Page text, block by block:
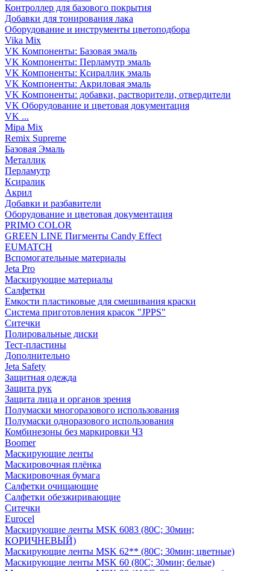
Контроллер для базового покрытия
Добавки для тонирования лака
Оборудование и инструменты цветоподбора
Vika Mix
VK Компоненты: Базовая эмаль
VK Компоненты: Перламутр эмаль
VK Компоненты: Ксираллик эмаль
VK Компоненты: Акриловая эмаль
VK Компоненты: добавки, растворители, отвердители
VK Оборудование и цветовая документация
VK ...
Mipa Mix
Remix Supreme
Базовая Эмаль
Металлик
Перламутр
Ксиралик
Акрил
Добавки и разбавители
Оборудование и цветовая документация
PRIMO COLOR
GREEN LINE Пигменты Candy Effect
EUMATCH
Вспомогательные материалы
Jeta Pro
Маскирующие материалы
Салфетки
Емкости пластиковые для смешивания краски
Система приготовления красок "JPPS"
Ситечки
Полировальные диски
Тест-пластины
Дополнительно
Jeta Safety
Защитная одежда
Защита рук
Защита лица и органов зрения
Полумаски многоразового использования
Полумаски одноразового использования
Комбинезоны без маркировки ЧЗ
Boomer
Маскирующие ленты
Маскировочная плёнка
Маскировочная бумага
Салфетки очищающие
Салфетки обезжиривающие
Ситечки
Euroсel
Маскирующие ленты MSK 6083 (80С; 30мин;
КОРИЧНЕВЫЙ)
Маскирующие ленты MSK 62** (80С; 30мин; цветные)
Маскирующие ленты MSK 60 (80С; 30мин; белые)